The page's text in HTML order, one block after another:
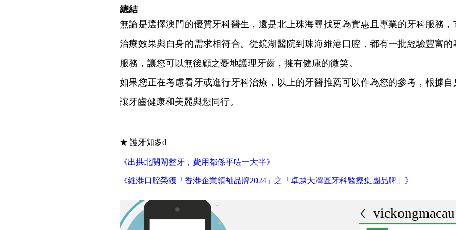
總結
無論是選擇澳門的優質牙科醫生，還是北上珠海尋找更為實惠且專業的牙科服務
治療效果與自身的需求相符合。從鏡湖醫院到珠海維港口腔，都有一批經驗豐富
服務，讓您可以無後顧之憂地護理牙齒，擁有健康的微笑。
如果您正在考慮看牙或進行牙科治療，以上的牙醫推薦可以作為您的參考，根據
讓牙齒健康和美麗與您同行。
★ 護牙知多d
《出拱北關閘整牙，費用都係平咗一大半》
《維港口腔榮獲「香港企業領袖品牌2024」之「卓越大灣區牙科醫療集團品牌」》
vickongmacau